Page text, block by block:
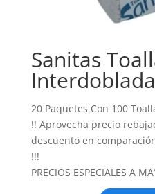
Sanitas
20 Paquetes Con 100
!! Aprovecha precio
descuento en
!!!
PRECIOS ESPECIALES A